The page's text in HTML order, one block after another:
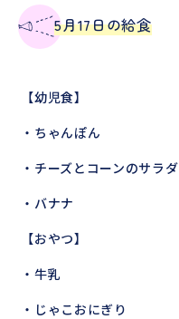
5月17日の給食
【幼児食】
・ちゃんぽん
・チーズとコーンのサラダ
・バナナ
【おやつ】
・牛乳
・じゃこおにぎり